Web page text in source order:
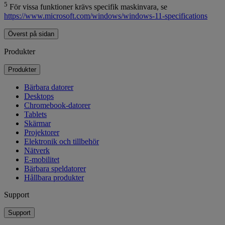
5 För vissa funktioner krävs specifik maskinvara, se
https://www.microsoft.com/windows/windows-11-specifications
Överst på sidan
Produkter
Produkter
Bärbara datorer
Desktops
Chromebook-datorer
Tablets
Skärmar
Projektorer
Elektronik och tillbehör
Nätverk
E-mobilitet
Bärbara speldatorer
Hållbara produkter
Support
Support